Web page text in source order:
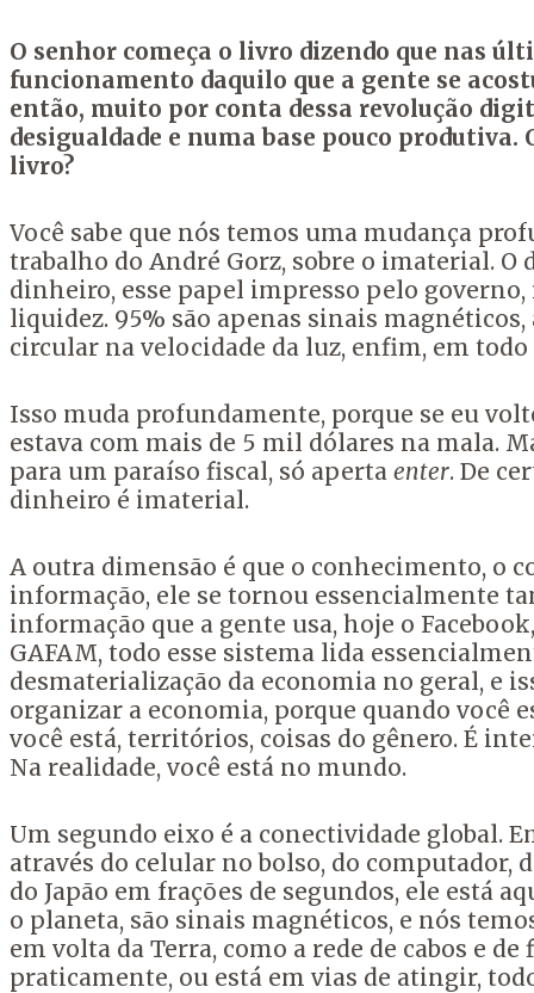
O senhor começa o livro dizendo que nas
funcionamento daquilo que a gente se
então, muito por conta dessa revolução
desigualdade e numa base pouco produtiva.
livro?
Você sabe que nós temos uma mudança
trabalho do André Gorz, sobre o imaterial.
dinheiro, esse papel impresso pelo
liquidez. 95% são apenas sinais
circular na velocidade da luz, enfim, em
Isso muda profundamente, porque se eu
estava com mais de 5 mil dólares na mala.
para um paraíso fiscal, só aperta enter. De
dinheiro é imaterial.
A outra dimensão é que o conhecimento, o
informação, ele se tornou essencialmente
informação que a gente usa, hoje o
GAFAM, todo esse sistema lida
desmaterialização da economia no geral, e
organizar a economia, porque quando você
você está, territórios, coisas do gênero. É
Na realidade, você está no mundo.
Um segundo eixo é a conectividade global.
através do celular no bolso, do computador,
do Japão em frações de segundos, ele está
o planeta, são sinais magnéticos, e nós
em volta da Terra, como a rede de cabos e
praticamente, ou está em vias de atingir,